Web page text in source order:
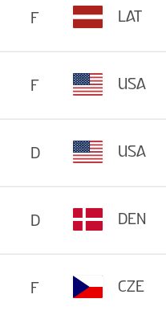
F LAT
F USA
D USA
D DEN
F CZE